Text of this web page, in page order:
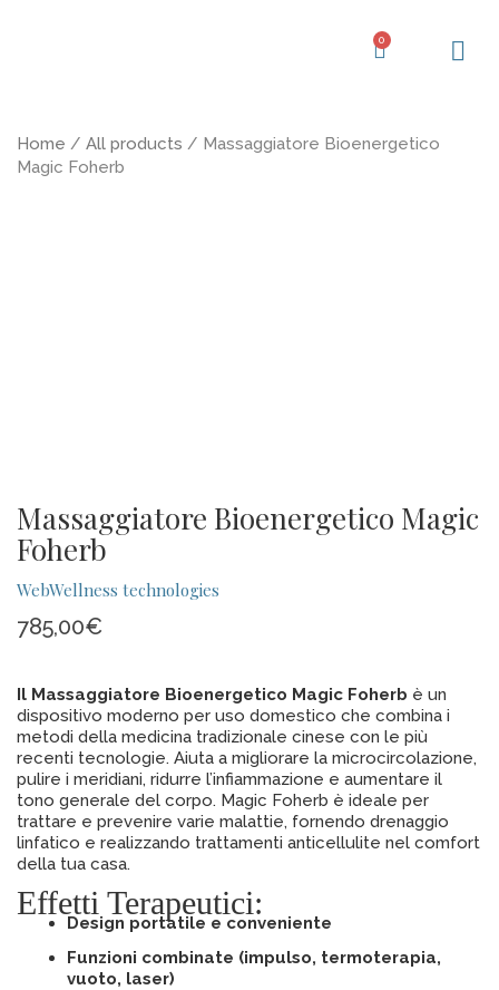
0
Carrello
Home / All products / Massaggiatore Bioenergetico
Magic Foherb
Massaggiatore Bioenergetico Magic
Foherb
WebWellness technologies
785,00€
Il Massaggiatore Bioenergetico Magic Foherb è un
dispositivo moderno per uso domestico che combina i
metodi della medicina tradizionale cinese con le più
recenti tecnologie. Aiuta a migliorare la microcircolazione,
pulire i meridiani, ridurre l’infiammazione e aumentare il
tono generale del corpo. Magic Foherb è ideale per
trattare e prevenire varie malattie, fornendo drenaggio
linfatico e realizzando trattamenti anticellulite nel comfort
della tua casa.
Effetti Terapeutici:
Design portatile e conveniente
Funzioni combinate (impulso, termoterapia,
vuoto, laser)